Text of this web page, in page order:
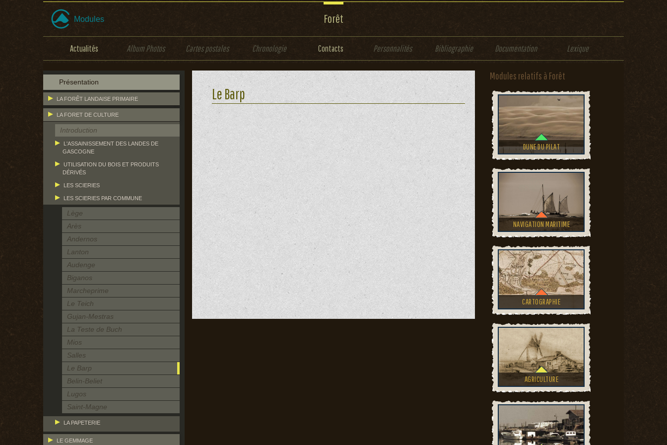
Modules Forêt
Actualités Album Photos Cartes postales Chronologie Contacts Personnalités Bibliographie Documentation Lexique
Présentation
LA FORÊT LANDAISE PRIMAIRE
LA FORET DE CULTURE
Introduction
L'ASSAINISSEMENT DES LANDES DE
GASCOGNE
UTILISATION DU BOIS ET PRODUITS
DÉRIVÉS
LES SCIERIES
LES SCIERIES PAR COMMUNE
Lège
Arès
Andernos
Lanton
Audenge
Biganos
Marcheprime
Le Teich
Gujan-Mestras
La Teste de Buch
Mios
Salles
Le Barp
Belin-Beliet
Lugos
Saint-Magne
LA PAPETERIE
LE GEMMAGE
Le Barp
Modules relatifs à Forêt
DUNE DU PILAT
NAVIGATION MARITIME
CARTOGRAPHIE
AGRICULTURE